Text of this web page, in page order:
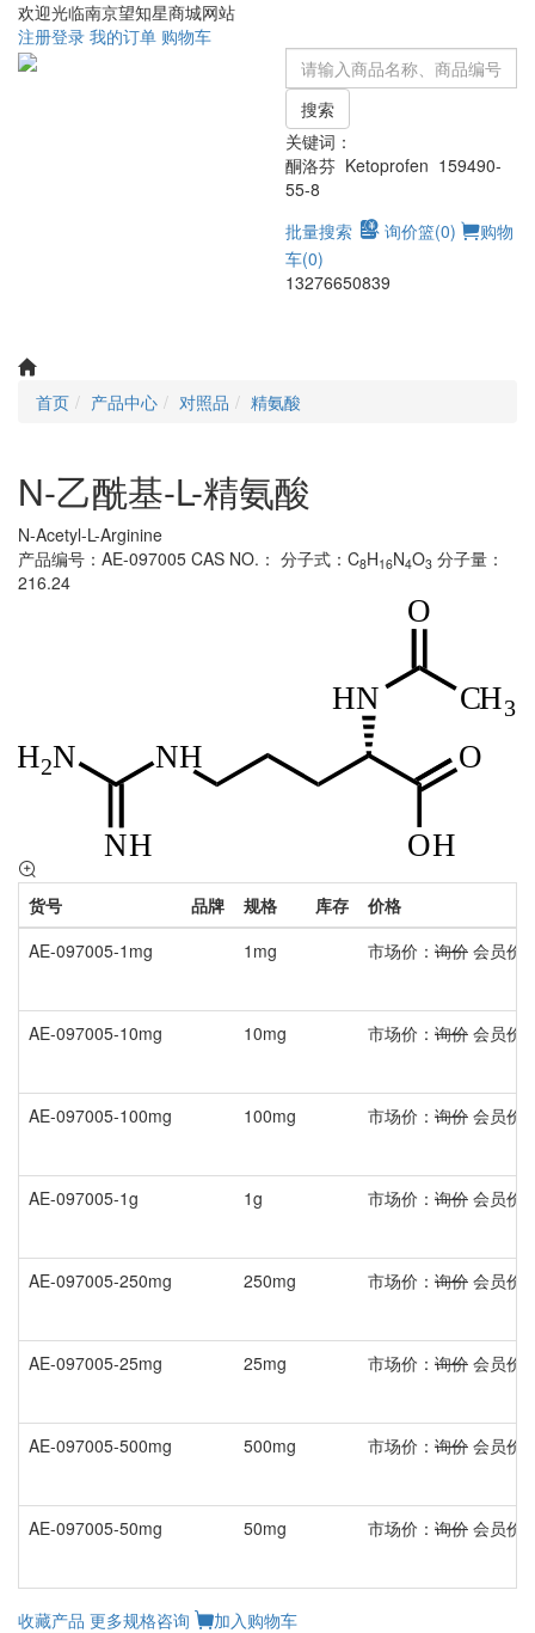
欢迎光临南京望知星商城网站
注册登录 我的订单 购物车
搜索
关键词：
酮洛芬 Ketoprofen 159490-
55-8
批量搜索
询价篮(0)
购物
车(0)
13276650839
首页 产品中心 对照品 精氨酸
N-乙酰基-L-精氨酸
N-Acetyl-L-Arginine
产品编号：AE-097005 CAS NO.： 分子式：C8H16N4O3 分子量：
216.24
货号 品牌 规格 库存
价格
AE-097005-1mg
1mg 市场价： 询价 会员价
AE-097005-10mg 10mg 市场价： 询价 会员价
AE-097005-100mg 100mg 市场价： 询价 会员价
AE-097005-1g 1g 市场价： 询价 会员价
AE-097005-250mg 250mg 市场价： 询价 会员价
AE-097005-25mg 25mg 市场价： 询价 会员价
AE-097005-500mg 500mg 市场价： 询价 会员价
AE-097005-50mg 50mg 市场价： 询价 会员价
收藏产品 更多规格咨询
加入购物车